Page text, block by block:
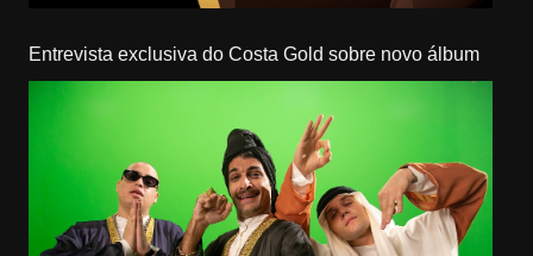
Entrevista exclusiva do Costa Gold sobre novo álbum